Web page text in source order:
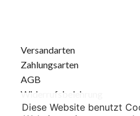
Versandarten
Zahlungsarten
AGB
Widerrufsbelehrung
Diese Website benutzt